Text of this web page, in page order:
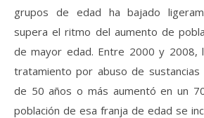
grupos de edad ha bajado
supera el ritmo del aumento de
de mayor edad. Entre 2000 y 2008,
tratamiento por abuso de
de 50 años o más aumentó en un
población de esa franja de edad se